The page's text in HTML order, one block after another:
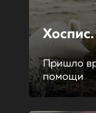
Пришло
помощи